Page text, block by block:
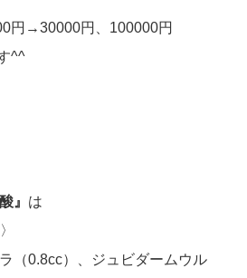
円→30000円、100000円
^^
』 は
（0.8cc）、ジュビダームウル